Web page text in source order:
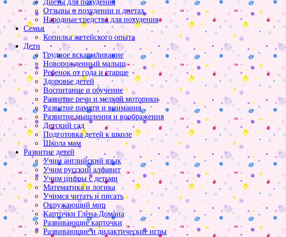
Диеты для похудения
Отзывы о похудении и диетах
Народные средства для похудения
Семья
Копилка жетейского опыта
Дети
Грудное вскармливание
Новорожденный малыш
Ребенок от года и старше
Здоровье детей
Воспитание и обучение
Развитие речи и мелкой моторики
Развитие памяти и внимания
Развитие мышления и воображения
Детский сад
Подготовка детей к школе
Школа мам
Развитие детей
Учим английский язык
Учим русский алфавит
Учим цифры с детьми
Математика и логика
Учимся читать и писать
Окружающий мир
Карточки Глена Домана
Развивающие карточки
Развивающие и дидактические игры